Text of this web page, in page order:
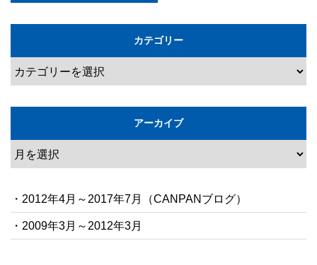
カテゴリー
アーカイブ
・2012年4月～2017年7月（CANPANブログ）
・2009年3月～2012年3月